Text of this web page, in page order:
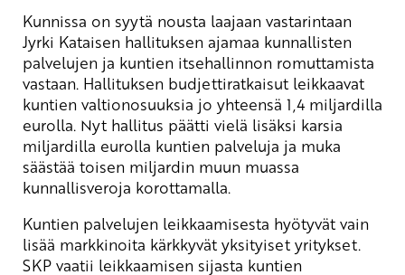
Kunnissa on syytä nousta laajaan vastarintaan
Jyrki Kataisen hallituksen ajamaa kunnallisten
palvelujen ja kuntien itsehallinnon romuttamista
vastaan. Hallituksen budjettiratkaisut leikkaavat
kuntien valtionosuuksia jo yhteensä 1,4 miljardilla
eurolla. Nyt hallitus päätti vielä lisäksi karsia
miljardilla eurolla kuntien palveluja ja muka
säästää toisen miljardin muun muassa
kunnallisveroja korottamalla.
Kuntien palvelujen leikkaamisesta hyötyvät vain
lisää markkinoita kärkkyvät yksityiset yritykset.
SKP vaatii leikkaamisen sijasta kuntien